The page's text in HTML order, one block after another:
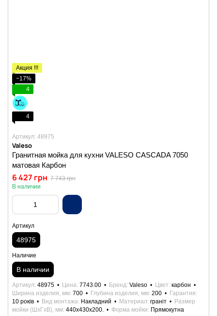
Акция !!!
−17%
4
4
Артикул: 48975
Valeso
Гранитная мойка для кухни VALESO CASCADA 7050
матовая Карбон
6 427 грн 7 743 грн
В наличии
Артикул
48975
Наличие
В наличии
Артикул 48975 Цена 7743.00 Бренд Valeso Цвет карбон
Ширина изделия, мм 700 Глубина изделия, мм 200
Гарантия
10 років
Вид монтажа Накладний Материал граніт
Размер
мойки (ШхГхВ), мм 440х430х200. Форма мойки Прямокутна